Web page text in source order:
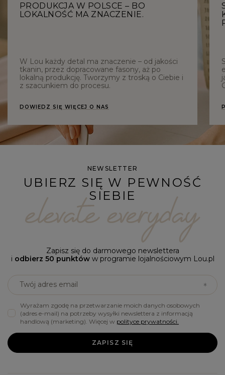
PRODUKCJA W POLSCE – BO
LOKALNOŚĆ MA ZNACZENIE.
W Lou każdy detal ma znaczenie – od jakości
tkanin, przez dopracowane fasony, aż po
lokalną produkcję. Tworzymy z troską o Ciebie i
z szacunkiem do procesu.
DOWIEDZ SIĘ WIĘCEJ O NAS
NEWSLETTER
UBIERZ SIĘ W PEWNOŚĆ
SIEBIE
Zapisz się do darmowego newslettera
i odbierz 50 punktóww programie lojalnościowym Lou.pl
Twój adres email
Wyrażam zgodę na przetwarzanie moich danych osobowych
(adres e-mail) na potrzeby wysyłki newslettera z informacją
handlową (marketing). Więcej w polityce prywatności.
ZAPISZ SIĘ